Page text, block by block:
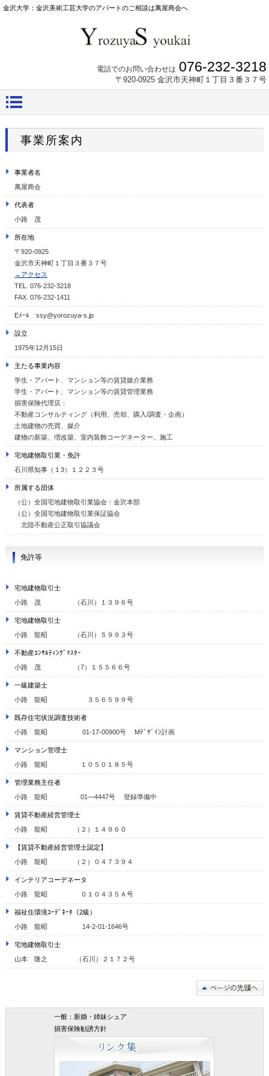
金沢大学：金沢美術工芸大学のアパートのご相談は萬屋商会へ
電話でのお問い合わせは 076-232-3218
〒920-0925 金沢市天神町１丁目３番３７号
事業所案内
事業者名
萬屋商会
代表者
小路 茂
所在地
〒920-0925
金沢市天神町１丁目３番３７号
→アクセス
TEL. 076-232-3218
FAX. 076-232-1411
Eﾒｰﾙ ssy@yorozuya-s.jp
設立
1975年12月15日
主たる事業内容
学生・アパート、マンション等の賃貸媒介業務
学生・アパート、マンション等の賃貸管理業務
損害保険代理店：
不動産コンサルティング（利用、売却、購入/調査・企画）
土地建物の売買、媒介
建物の新築、増改築、室内装飾コーデネーター、施工
宅地建物取引業・免許
石川県知事（１3）１２２３号
所属する団体
（公）全国宅地建物取引業協会：金沢本部
（公）全国宅地建物取引業保証協会
北陸不動産公正取引協議会
免許等
宅地建物取引士
小路 茂 （石川）１３９６号
宅地建物取引士
小路 龍昭 （石川）５９９３号
不動産ｺﾝｻﾙﾃｨﾝｸﾞﾏｽﾀｰ
小路 茂 （7）１５５６６号
一級建築士
小路 龍昭 ３５６５９９号
既存住宅状況調査技術者
小路 龍昭 01-17-00900号 Mﾃﾞｻﾞｲﾝ計画
マンション管理士
小路 龍昭 １０５０１８５号
管理業務主任者
小路 龍昭 01―4447号 登録準備中
賃貸不動産経営管理士
小路 龍昭 （２）１４９６０
【賃貸不動産経営管理士認定】
小路 龍昭 （２）０４７３９４
インテリアコーデネータ
小路 龍昭 ０１０４３５Ａ号
福祉住環境ｺｰﾃﾞﾈｰﾀ（2級）
小路 龍昭 14-2-01-1646号
宅地建物取引士
山本 隆之 （石川）２１７２号
一般：新婚・姉妹シュア
損害保険勧誘方針